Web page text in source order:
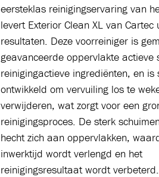
eersteklas reinigingservaring van
levert Exterior Clean XL van Cartec
resultaten. Deze voorreiniger is
geavanceerde oppervlakte actieve
reinigingactieve ingrediënten, en is
ontwikkeld om vervuiling los te
verwijderen, wat zorgt voor een
reinigingsproces. De sterk
hecht zich aan oppervlakken,
inwerktijd wordt verlengd en het
reinigingsresultaat wordt verbeterd.